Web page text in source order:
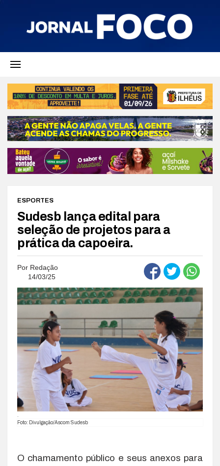
ESPORTES
Sudesb lança edital para
seleção de projetos para a
prática da capoeira.
Por Redação
14/03/25
Foto: Divulgação/Ascom Sudesb
O chamamento público e seus anexos para